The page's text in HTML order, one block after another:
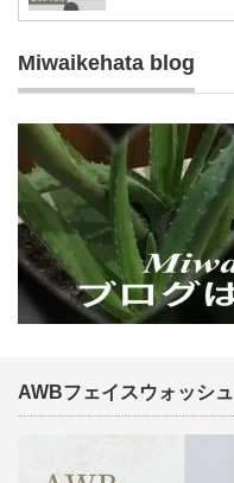
Miwaikehata blog
AWBフェイスウォッシュ